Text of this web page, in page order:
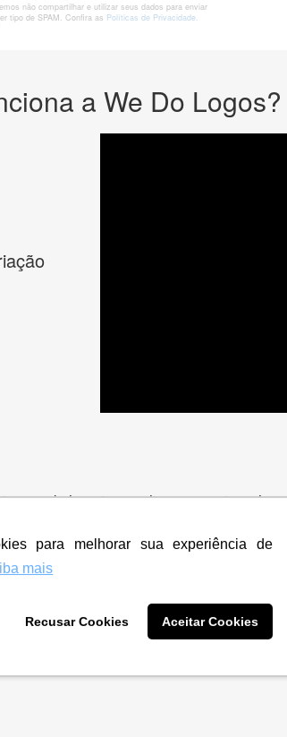
para melhorar sua experiência de
mais
Recusar Cookies Aceitar Cookies
não compartilhar e utilizar seus dados para enviar
tipo de SPAM. Confira as Políticas de Privacidade.
a We Do Logos?
de logotipos online para criar a
folder, flyer, website e muito
CRIE SUA MARCA